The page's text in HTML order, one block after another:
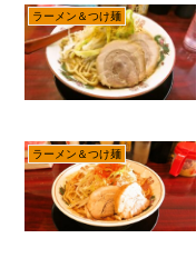
ラーメン＆つけ麺
ラーメン＆つけ麺